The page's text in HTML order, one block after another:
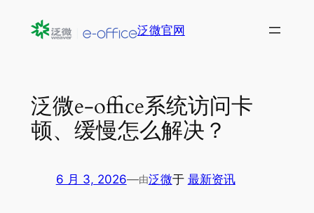
泛微官网
泛微e-office系统访问卡
顿、缓慢怎么解决？
6 月 3, 2026—由泛微于 最新资讯